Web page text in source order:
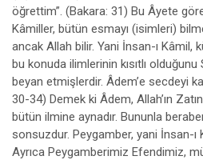
öğrettim”. (Bakara: 31) Bu Âyete
Kâmiller, bütün esmayı (isimleri)
ancak Allah bilir. Yani İnsan-ı Kâmil,
bu konuda ilimlerinin kısıtlı
beyan etmişlerdir. Âdem’e secdeyi
30-34) Demek ki Âdem, Allah’ın
bütün ilmine aynadır. Bununla
sonsuzdur. Peygamber, yani İnsan-ı
Ayrıca Peygamberimiz Efendimiz,